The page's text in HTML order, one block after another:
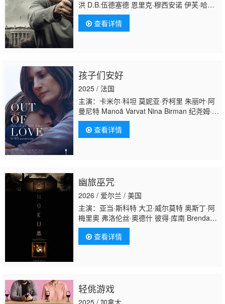
洪 D.B.伍德塞德 恩里克·穆西安诺 伊芙·哈
洛 莎拉·德贾斯丁 福拉·埃文斯·阿金博拉 菲尼
克斯·拉伊 安德烈·安东尼 托比·莱文斯 Philip
Prajoux Jessie Liang Andres Collantes 库蒂
特 斯蒂芬·阿德科鲁 杰西·弗雷泽 塞巴斯蒂安·
罗伯特斯 杰森·德里恩
查看详情
孩子们安好
2025 / 法国
主演：卡米尔·科坦 莫妮亚·乔柯里 朱丽叶·阿
曼尼特 Manoã Varvat Nina Birman 纪尧姆·谷
伊 玛丽亚姆·阿赫迪欧 弗兰基·瓦拉赫 Tania
Dessources Camille Lethuillier 马克西姆·施
邦古 Zoé Briau Jean-François
Louis Jean-René Stani
查看详情
幽旅巫咒
2026 / 爱尔兰 / 美国
主演：亚当·斯科特 大卫·威尔莫特 奥斯丁·阿
梅里奥 弗洛伦丝·奥德什 彼得·库南 Brendan
Conroy 迈克尔·帕特里克 威尔·奥康纳
Carr oll Ezra Carlisle Siox C Mallory Adams
查看详情
轻佻游戏
2025 / 加拿大